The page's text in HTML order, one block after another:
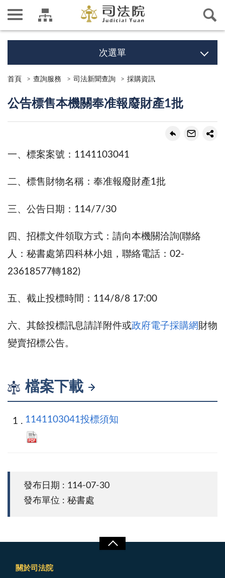
次選單
首頁 查詢服務 司法新聞查詢 採購資訊
公告標售本機關奉准報廢財產1批
一、標案案號：1141103041
二、標售財物名稱：奉准報廢財產1批
三、公告日期：114/7/30
四、招標文件領取方式：請向本機關洽詢(聯絡
人：秘書處第四科林小姐，聯絡電話：02-
23618577轉182)
五、截止投標時間：114/8/8 17:00
六、其餘投標訊息請詳附件或政府電子採購網財物
變賣招標公告。
檔案下載
1141103041投標須知
發布日期 : 114-07-30
發布單位 : 秘書處
關於司法院